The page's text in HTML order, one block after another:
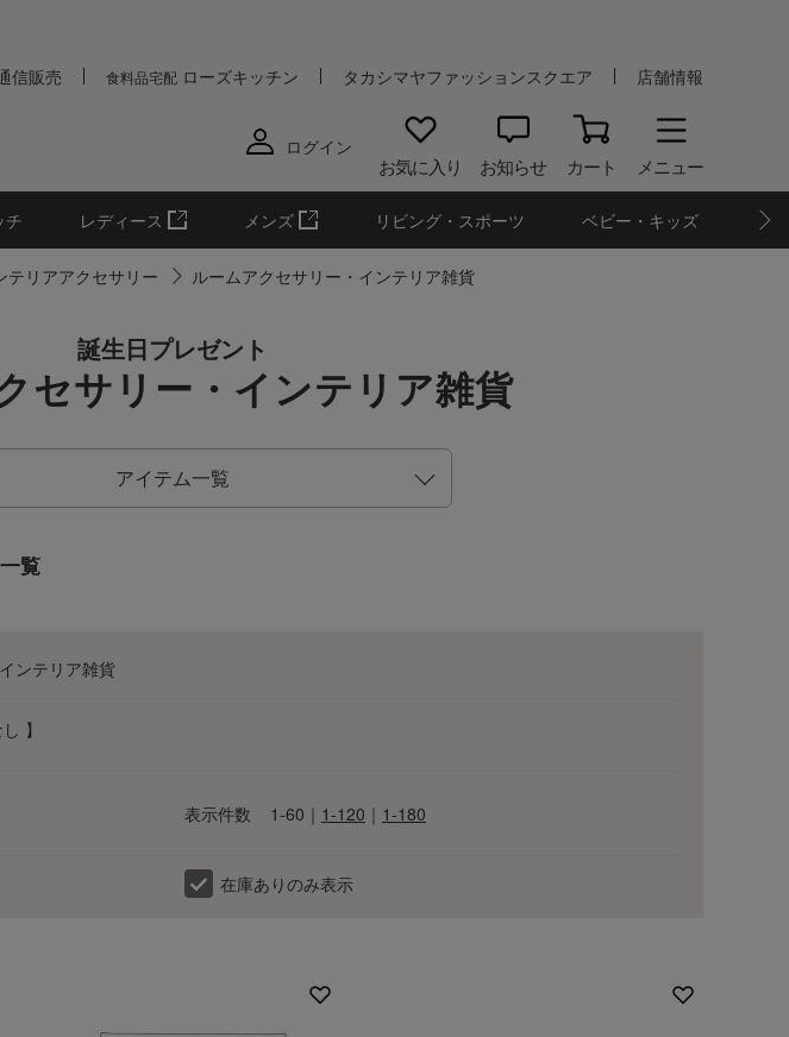
信販売 食料品宅配 ローズキッチン タカシマヤファッションスクエア 店舗情報
ログイン
お気に入り お知らせ カート メニュー
チ レディース メンズ リビング・スポーツ ベビー・キッズ
テリアアクセサリー ルームアクセサリー・インテリア雑貨
誕生日プレゼント
セサリー・インテリア雑貨
アイテム一覧
覧
ンテリア雑貨
】
表示件数 1-60 ｜ 1-120 ｜ 1-180
在庫ありのみ表示